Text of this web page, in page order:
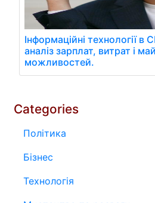
Інформаційні технології в
аналіз зарплат, витрат і
можливостей.
Categories
Політика
Бізнес
Технологія